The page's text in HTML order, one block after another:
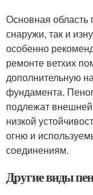
Основная
снаружи, так и
особенно
ремонте ветхих
дополнительную
фундамента.
подлежат внешней
низкой
огню и
соединениям.
Другие виды